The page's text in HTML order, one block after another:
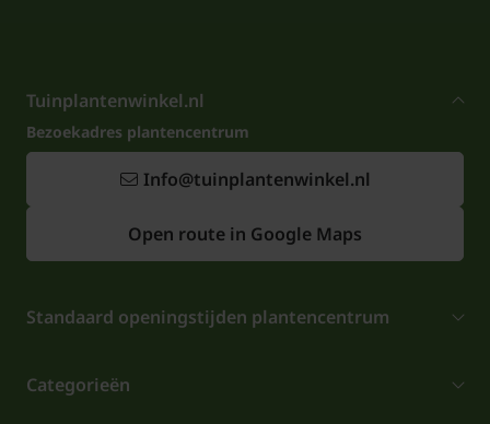
Tuinplantenwinkel.nl
Bezoekadres plantencentrum
Info@tuinplantenwinkel.nl
Open route in Google Maps
Standaard openingstijden plantencentrum
Categorieën